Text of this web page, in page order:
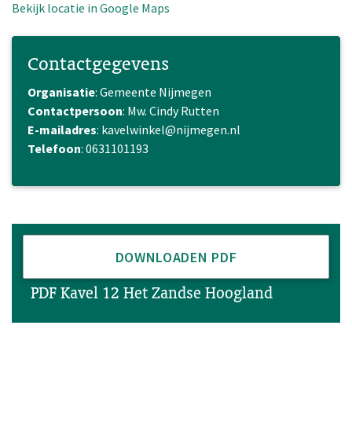
Bekijk locatie in Google Maps
Contactgegevens
Organisatie: Gemeente Nijmegen
Contactpersoon: Mw. Cindy Rutten
E-mailadres: kavelwinkel@nijmegen.nl
Telefoon: 0631101193
DOWNLOADEN PDF
PDF Kavel 12 Het Zandse Hoogland